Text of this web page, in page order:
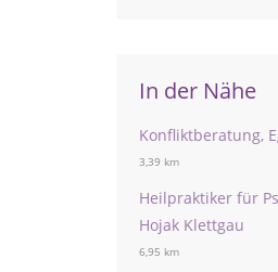
In der Nähe
Konfliktberatung,
3,39 km
Heilpraktiker für
Hojak Klettgau
6,95 km